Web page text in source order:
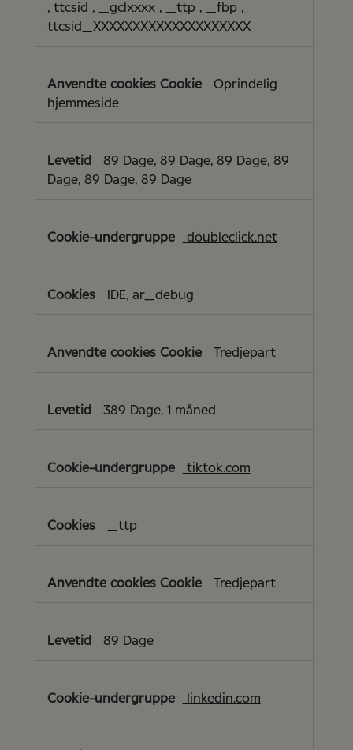
, ttcsid , _gclxxxx , _ttp , _fbp ,
ttcsid_XXXXXXXXXXXXXXXXXXXX
Oprindelig
hjemmeside
89 Dage, 89 Dage, 89 Dage, 89
Dage, 89 Dage, 89 Dage
doubleclick.net
IDE, ar_debug
Tredjepart
389 Dage, 1 måned
tiktok.com
_ttp
Tredjepart
89 Dage
linkedin.com